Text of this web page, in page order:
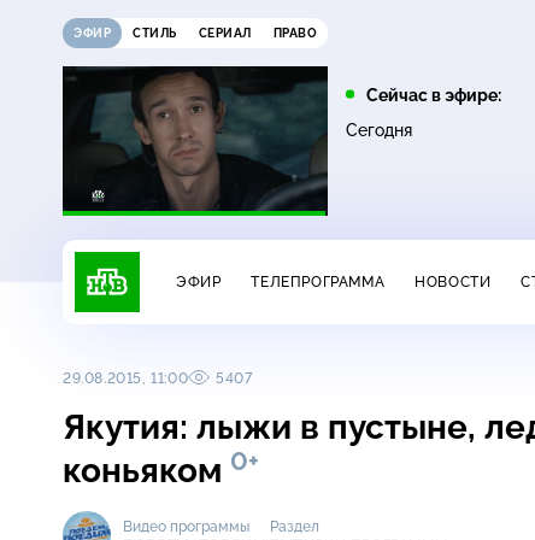
ЭФИР СТИЛЬ СЕРИАЛ ПРАВО
Сейчас в эфире:
Сегодня
11:00
ДНК
16+
12:00
Жди меня
ЭФИР ТЕЛЕПРОГРАММА НОВОСТИ
29.08.2015, 11:00 5407
Якутия: лыжи в пустыне,
коньяком 0+
Видео программы
Раздел